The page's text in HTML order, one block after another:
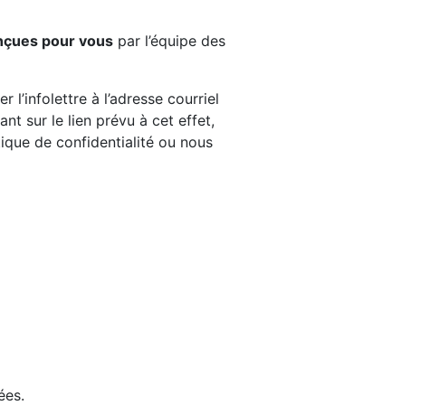
pour vous par l’équipe des
l’infolettre à l’adresse courriel
sur le lien prévu à cet effet,
de confidentialité ou nous